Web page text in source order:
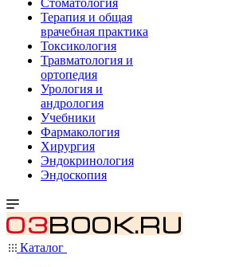
Стоматология
Терапия и общая
врачебная практика
Токсикология
Травматология и
ортопедия
Урология и
андрология
Учебники
Фармакология
Хирургия
Эндокринология
Эндоскопия
Каталог